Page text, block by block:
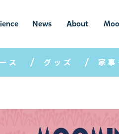
の世
む
News
ニュ
ース
About
ムーミン
について
ム
ス グッズ 家